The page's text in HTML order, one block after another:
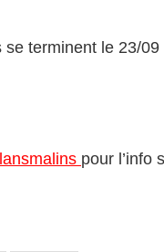
terminent le 23/09
pour l’info